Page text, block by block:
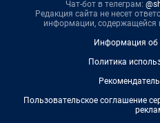
Чат-бот в телеграм:
Редакция сайта не несет
информации, содержащейся
Информация об
Политика
Пользовательское соглашение